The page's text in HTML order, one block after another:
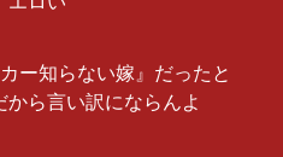
ー知らない嫁』だったと
から言い訳にならんよ